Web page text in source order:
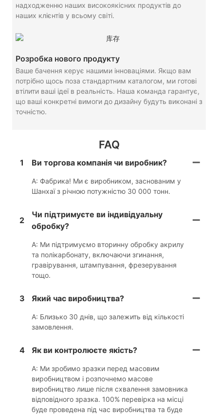
надходженню наших високоякісних продуктів до
наших клієнтів у всьому світі.
Розробка нового продукту
Ваше бачення керує нашими інноваціями. Якщо вам
потрібно щось поза стандартним каталогом, ми готові
втілити ваші ідеї в реальність. Наша команда гарантує,
що ваші конкретні вимоги до дизайну будуть виконані з
точністю.
FAQ
1 Ви торгова компанія чи виробник?
A: Фабрика! Ми є виробником, заснованим у
Шанхаї з річною потужністю 30 000 тонн.
2
Чи підтримуєте ви індивідуальну
обробку?
A: Ми підтримуємо вторинну обробку акрилу
та полікарбонату, включаючи згинання,
гравірування, штампування, фрезерування
тощо.
3 Який час виробництва?
A: Близько 30 днів, що залежить від кількості
замовлення.
4 Як ви контролюєте якість?
A: Ми зробимо зразки перед масовим
виробництвом і розпочнемо масове
виробництво лише після схвалення замовника
відповідного зразка. 100% перевірка на місці
буде проведена під час виробництва та буде